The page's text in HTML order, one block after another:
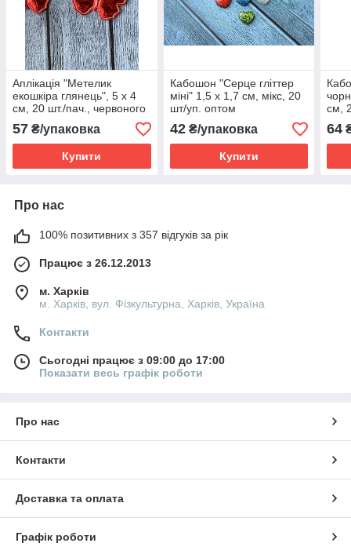
Аплікація "Метелик
екошкіра глянець", 5 х 4
см, 20 шт./пач., червоного
кольору
57 ₴/упаковка
Купити
Кабошон "Серце гліттер
міні" 1,5 х 1,7 см, мікс, 20
шт/уп. оптом
42₴/упаковка
Купити
см,
64
Про нас
100% позитивних з 357 відгуків за рік
Працює з 26.12.2013
м. Харків
м. Харків, вул. Фізкультурна, Харків, Україна
Контакти
Сьогодні працює з 09:00 до 17:00
Показати весь графік роботи
Про нас
Контакти
Доставка та оплата
Графік роботи